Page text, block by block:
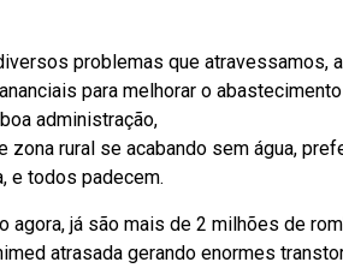
problemas que atravessamos,
para melhorar o abastecimento
administração,
rural se acabando sem água,
e todos padecem.
já são mais de 2 milhões de
atrasada gerando enormes